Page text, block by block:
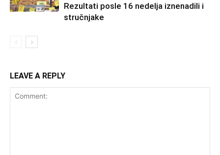
Rezultati posle 16 nedelja iznenadili i
stručnjake
LEAVE A REPLY